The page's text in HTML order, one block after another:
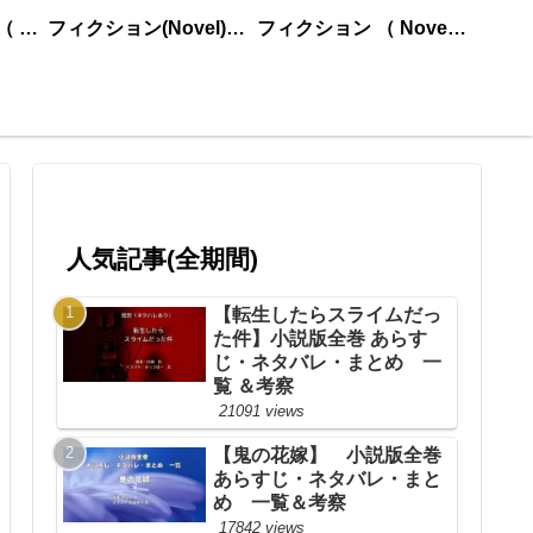
ノンフィクション （ nonfiction ） あいうえお順 フィクション(Novel)更新順 フィクション （ Novel ） あいうえお順
人気記事(全期間)
【転生したらスライムだっ
た件】小説版全巻 あらす
じ・ネタバレ・まとめ 一
覧 ＆考察
21091 views
【鬼の花嫁】 小説版全巻
あらすじ・ネタバレ・まと
め 一覧＆考察
17842 views